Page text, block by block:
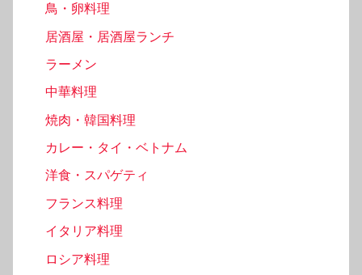
鳥・卵料理
居酒屋・居酒屋ランチ
ラーメン
中華料理
焼肉・韓国料理
カレー・タイ・ベトナム
洋食・スパゲティ
フランス料理
イタリア料理
ロシア料理